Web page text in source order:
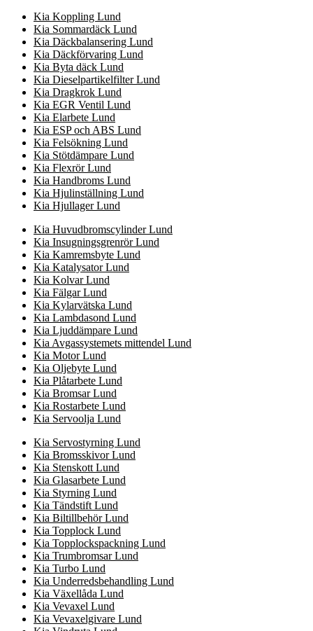
Kia Koppling Lund
Kia Sommardäck Lund
Kia Däckbalansering Lund
Kia Däckförvaring Lund
Kia Byta däck Lund
Kia Dieselpartikelfilter Lund
Kia Dragkrok Lund
Kia EGR Ventil Lund
Kia Elarbete Lund
Kia ESP och ABS Lund
Kia Felsökning Lund
Kia Stötdämpare Lund
Kia Flexrör Lund
Kia Handbroms Lund
Kia Hjulinställning Lund
Kia Hjullager Lund
Kia Huvudbromscylinder Lund
Kia Insugningsgrenrör Lund
Kia Kamremsbyte Lund
Kia Katalysator Lund
Kia Kolvar Lund
Kia Fälgar Lund
Kia Kylarvätska Lund
Kia Lambdasond Lund
Kia Ljuddämpare Lund
Kia Avgassystemets mittendel Lund
Kia Motor Lund
Kia Oljebyte Lund
Kia Plåtarbete Lund
Kia Bromsar Lund
Kia Rostarbete Lund
Kia Servoolja Lund
Kia Servostyrning Lund
Kia Bromsskivor Lund
Kia Stenskott Lund
Kia Glasarbete Lund
Kia Styrning Lund
Kia Tändstift Lund
Kia Biltillbehör Lund
Kia Topplock Lund
Kia Topplockspackning Lund
Kia Trumbromsar Lund
Kia Turbo Lund
Kia Underredsbehandling Lund
Kia Växellåda Lund
Kia Vevaxel Lund
Kia Vevaxelgivare Lund